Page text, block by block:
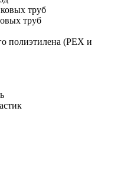
труб
труб
полиэтилена (PEX и